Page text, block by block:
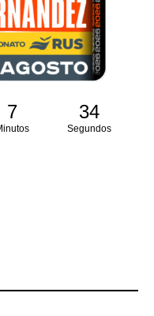
7 33
Segundos